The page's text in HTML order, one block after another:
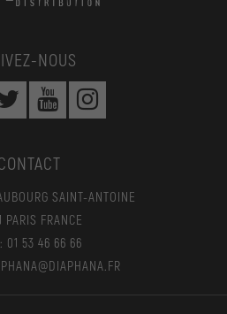
NOUS
SAINT-ANTOINE
PARIS FRANCE
01 53 46 66 66